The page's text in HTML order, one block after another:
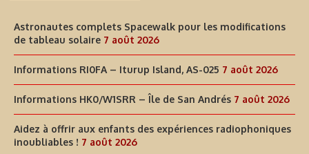
Astronautes complets Spacewalk pour les modifications
de tableau solaire 7 août 2026
Informations RI0FA – Iturup Island, AS-025 7 août 2026
Informations HK0/W1SRR – Île de San Andrés 7 août 2026
Aidez à offrir aux enfants des expériences radiophoniques
inoubliables ! 7 août 2026